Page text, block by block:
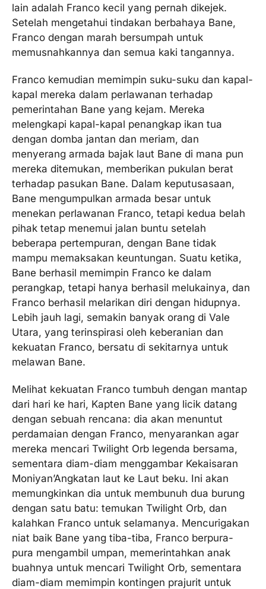
lain adalah Franco kecil yang pernah dikejek.
Setelah mengetahui tindakan berbahaya Bane,
Franco dengan marah bersumpah untuk
memusnahkannya dan semua kaki tangannya.
Franco kemudian memimpin suku-suku dan kapal-
kapal mereka dalam perlawanan terhadap
pemerintahan Bane yang kejam. Mereka
melengkapi kapal-kapal penangkap ikan tua
dengan domba jantan dan meriam, dan
menyerang armada bajak laut Bane di mana pun
mereka ditemukan, memberikan pukulan berat
terhadap pasukan Bane. Dalam keputusasaan,
Bane mengumpulkan armada besar untuk
menekan perlawanan Franco, tetapi kedua belah
pihak tetap menemui jalan buntu setelah
beberapa pertempuran, dengan Bane tidak
mampu memaksakan keuntungan. Suatu ketika,
Bane berhasil memimpin Franco ke dalam
perangkap, tetapi hanya berhasil melukainya, dan
Franco berhasil melarikan diri dengan hidupnya.
Lebih jauh lagi, semakin banyak orang di Vale
Utara, yang terinspirasi oleh keberanian dan
kekuatan Franco, bersatu di sekitarnya untuk
melawan Bane.
Melihat kekuatan Franco tumbuh dengan mantap
dari hari ke hari, Kapten Bane yang licik datang
dengan sebuah rencana: dia akan menuntut
perdamaian dengan Franco, menyarankan agar
mereka mencari Twilight Orb legenda bersama,
sementara diam-diam menggambar Kekaisaran
Moniyan’Angkatan laut ke Laut beku. Ini akan
memungkinkan dia untuk membunuh dua burung
dengan satu batu: temukan Twilight Orb, dan
kalahkan Franco untuk selamanya. Mencurigakan
niat baik Bane yang tiba-tiba, Franco berpura-
pura mengambil umpan, memerintahkan anak
buahnya untuk mencari Twilight Orb, sementara
diam-diam memimpin kontingen prajurit untuk